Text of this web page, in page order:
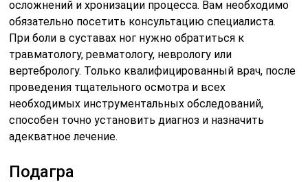
осложнений и хронизации процесса. Вам необходимо
обязательно посетить консультацию специалиста.
При боли в суставах ног нужно обратиться к
травматологу, ревматологу, неврологу или
вертебрологу. Только квалифицированный врач, после
проведения тщательного осмотра и всех
необходимых инструментальных обследований,
способен точно установить диагноз и назначить
адекватное лечение.
Подагра